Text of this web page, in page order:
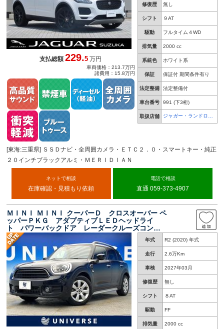
修復歴 無し
シフト ９AT
駆動 フルタイム４WD
排気量 2000 cc
系統色 ホワイト系
保証 保証付 期間条件有り
法定整備 法定整備付
車台番号 991 (下3桁)
取扱店舗
ジャガー・ランドロー
バー 鈴鹿
支払総額229.5 万円
車両価格：213.7万円
諸費用：15.8万円
[東海:三重県] ＳＳＤナビ・全周囲カメラ・ＥＴＣ２．０・スマートキー・純正
２０インチブラックアルミ・ＭＥＲＩＤＩＡＮ
ネットで相談
在庫確認・見積もり依頼
電話で相談
直通 059-373-4907
ＭＩＮＩ ＭＩＮＩ クーパーＤ クロスオーバー ペ
ッパーＰＫＧ アダプティブＬＥＤヘッドライ
ト パワーバックドア レーダークルーズコント
ロール 純正ナビ バックカメラ デュアルオー
トエアコン レーンアシスト スマートキー Ｅ
ＴＣ車載器 禁煙車
年式 R2 (2020) 年式
走行 2.6万Km
車検 2027年03月
修復歴 無し
シフト ８AT
駆動 FF
排気量 2000 cc